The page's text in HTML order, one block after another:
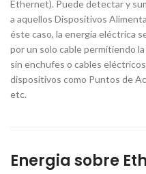
Ethernet). Puede detectar y
a aquellos Dispositivos
éste caso, la energía eléctrica
por un solo cable permitiendo
sin enchufes o cables
dispositivos como Puntos de
etc.
Energia sobre